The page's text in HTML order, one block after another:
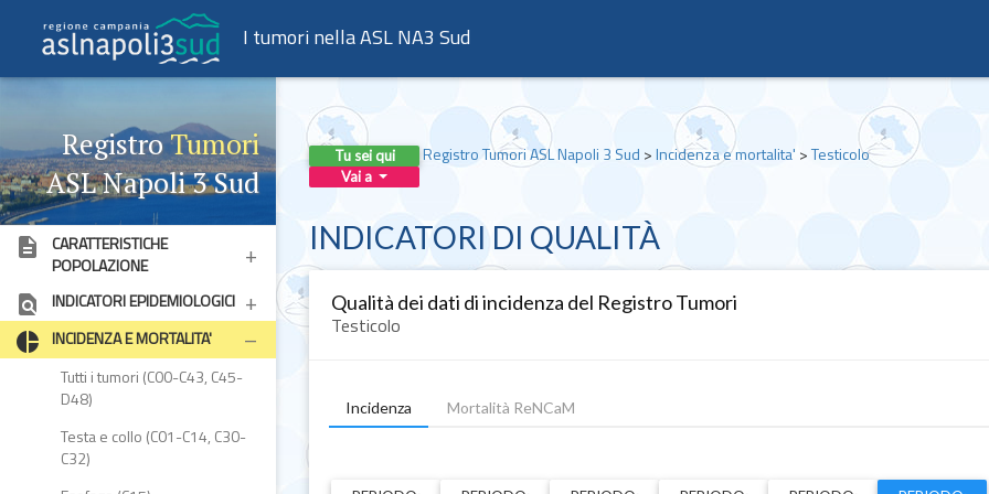
I tumori nella ASL NA3 Sud
RegistroTumori
ASL Napoli 3 Sud
description
CARATTERISTICHE
POPOLAZIONE
find_in_page INDICATORI EPIDEMIOLOGICI
pie_chart INCIDENZA E MORTALITA'
Tutti i tumori (C00-C43, C45-
D48)
Testa e collo (C01-C14, C30-
C32)
Tu sei qui
Registro Tumori ASL Napoli 3 Sud >Incidenza e mortalita' >Testicolo
Vai a
INDICATORI DI QUALITÀ
Qualità dei dati di incidenza del Registro Tumori
Testicolo
Incidenza Mortalità ReNCaM